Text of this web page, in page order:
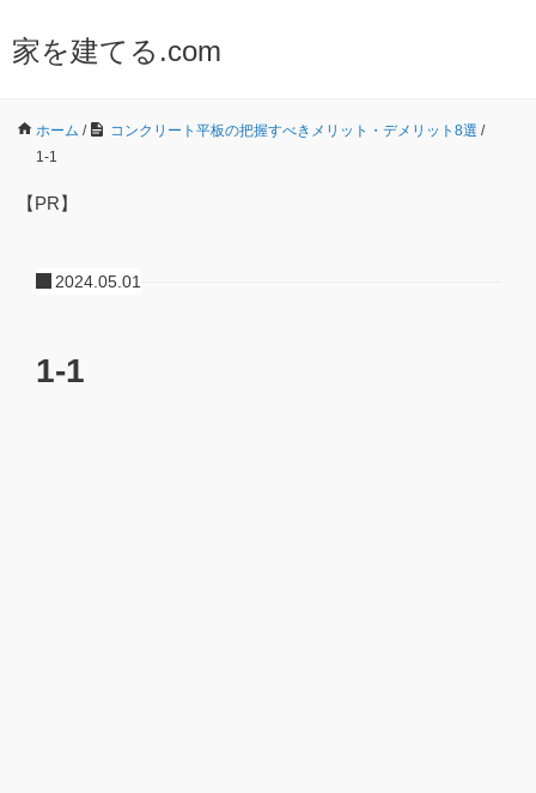
家を建てる.com
ホーム / コンクリート平板の把握すべきメリット・デメリット8選 /
1-1
【PR】
2024.05.01
1-1